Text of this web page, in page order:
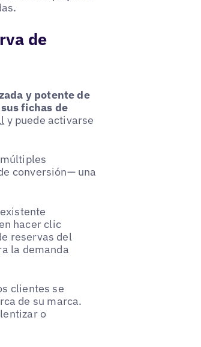
de
y potente de
fichas de
y puede activarse
conversión— una
hacer clic
reservas del
la demanda
clientes se
de su marca.
o